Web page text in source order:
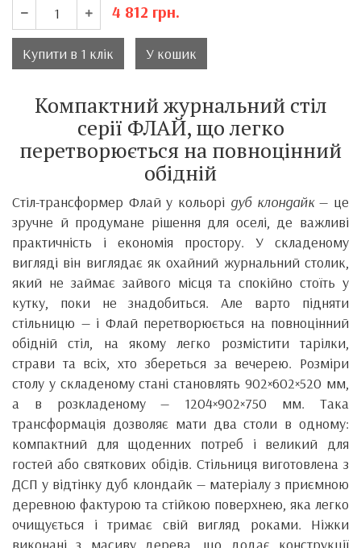
4 812 грн.
Купити в 1 клік У кошик
Компактний журнальний стіл
серії ФЛАЙ, що легко
перетворюється на повноцінний
обідній
Стіл-трансформер Флай у кольорі дуб клондайк— це
зручне й продумане рішення для оселі, де важливі
практичність і економія простору. У складеному
вигляді він виглядає як охайний журнальний столик,
який не займає зайвого місця та спокійно стоїть у
кутку, поки не знадобиться. Але варто підняти
стільницю — і Флай перетворюється на повноцінний
обідній стіл, на якому легко розмістити тарілки,
страви та всіх, хто збереться за вечерею. Розміри
столу у складеному стані становлять 902×602×520 мм,
а в розкладеному — 1204×902×750 мм. Така
трансформація дозволяє мати два столи в одному:
компактний для щоденних потреб і великий для
гостей або святкових обідів. Стільниця виготовлена з
ДСП у відтінку дуб клондайк — матеріалу з приємною
деревною фактурою та стійкою поверхнею, яка легко
очищується і тримає свій вигляд роками. Ніжки